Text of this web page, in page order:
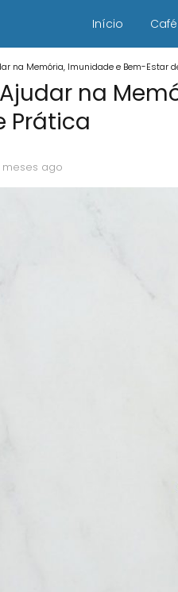
Início Café
na Memória, Imunidade e Bem-Estar
na
Prática
meses ago